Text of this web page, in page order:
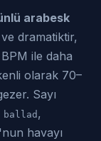
arabesk
dramatiktir,
ile daha
olarak 70–
Sayı
ballad ,
havayı